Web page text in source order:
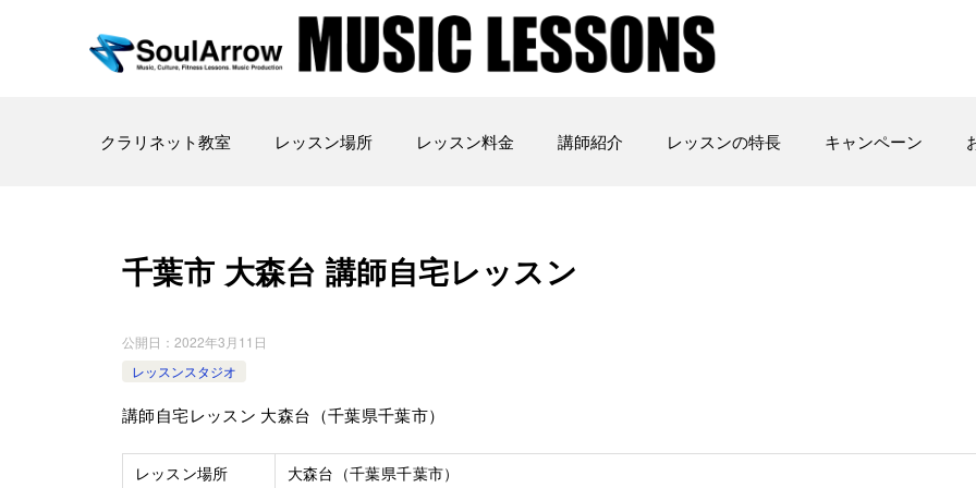
クラリネット教室 レッスン場所 レッスン料金 講師紹介 レッスンの特長 キャンペーン
千葉市 大森台 講師自宅レッスン
公開日： 2022年3月11日
レッスンスタジオ
講師自宅レッスン 大森台（千葉県千葉市）
レッスン場所
大森台（千葉県千葉市）